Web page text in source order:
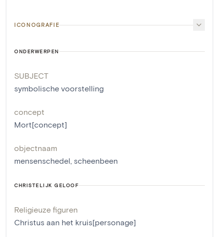
ICONOGRAFIE
ONDERWERPEN
SUBJECT
symbolische voorstelling
concept
Mort[concept]
objectnaam
mensenschedel, scheenbeen
CHRISTELIJK GELOOF
Religieuze figuren
Christus aan het kruis[personage]